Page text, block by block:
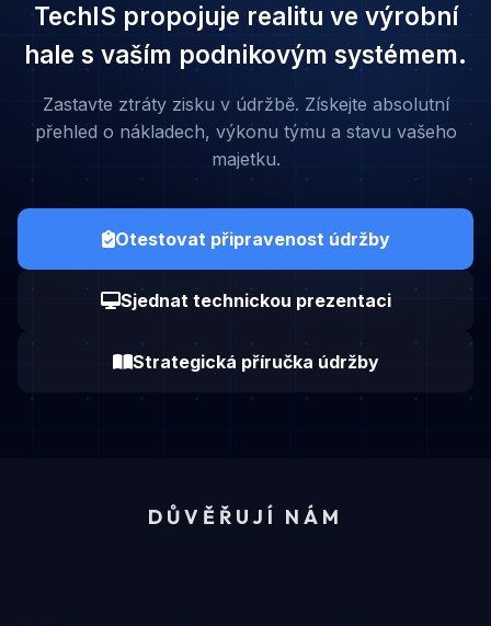
TechIS propojuje realitu ve výrobní
hale s vaším podnikovým systémem.
Zastavte ztráty zisku v údržbě. Získejte absolutní
přehled o nákladech, výkonu týmu a stavu vašeho
majetku.
Otestovat připravenost údržby
Sjednat technickou prezentaci
Strategická příručka údržby
DŮVĚŘUJÍ NÁM